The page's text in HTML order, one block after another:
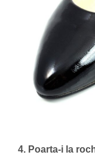
4. Poarta-i la